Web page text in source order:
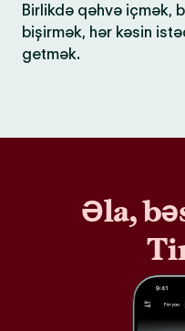
Birlikdə qəhvə içmək,
bişirmək, hər kəsin
getmək.
Əla,